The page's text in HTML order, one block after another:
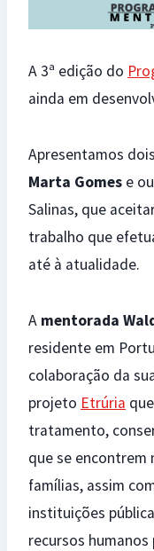
A 3ª edição do
ainda em
Apresentamos
Marta Gomes e
Salinas, que
trabalho que
até à atualidade.
A mentorada
residente em
colaboração da
projeto Etrúria
tratamento,
que se encontrem
famílias, assim
instituições
recursos